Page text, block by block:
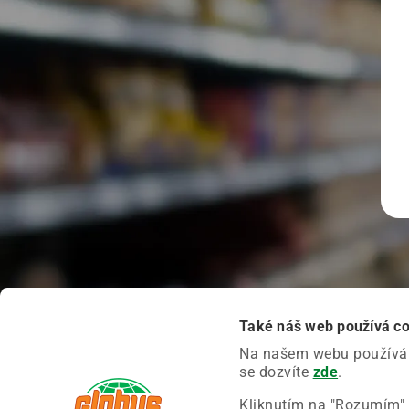
Také náš web používá
Na našem webu
se dozvíte zde.
Kliknutím na